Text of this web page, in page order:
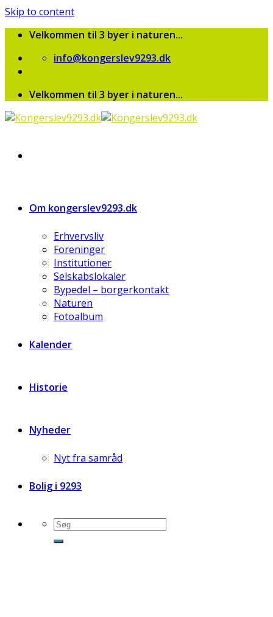
Skip to content
Velkommen til 3 byer i naturen...
info@kongerslev9293.dk
Velkommen til 3 byer i naturen...
Om kongerslev9293.dk
Erhvervsliv
Foreninger
Institutioner
Selskabslokaler
Bypedel – borgerkontakt
Naturen
Fotoalbum
Kalender
Historie
Nyheder
Nyt fra samråd
Bolig i 9293